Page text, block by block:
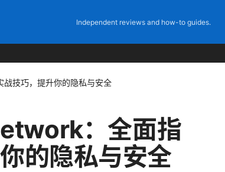
Independent reviews and how-to guides.
技巧，提升你的隐私与安全
：全面指
的隐私与安全